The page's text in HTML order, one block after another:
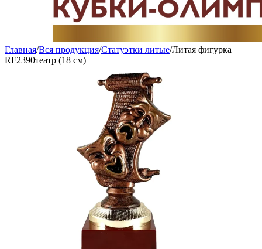
Главная/Вся продукция/Статуэтки литые/Литая фигурка
RF2390театр (18 см)